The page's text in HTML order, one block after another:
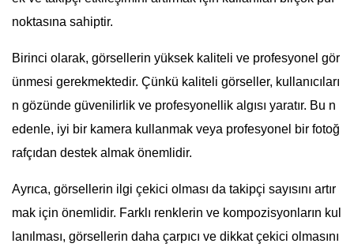
noktasına sahiptir.
Birinci olarak, görsellerin yüksek kaliteli ve profesyonel gör
ünmesi gerekmektedir. Çünkü kaliteli görseller, kullanıcıları
n gözünde güvenilirlik ve profesyonellik algısı yaratır. Bu n
edenle, iyi bir kamera kullanmak veya profesyonel bir fotoğ
rafçıdan destek almak önemlidir.
Ayrıca, görsellerin ilgi çekici olması da takipçi sayısını artır
mak için önemlidir. Farklı renklerin ve kompozisyonların kul
lanılması, görsellerin daha çarpıcı ve dikkat çekici olmasını